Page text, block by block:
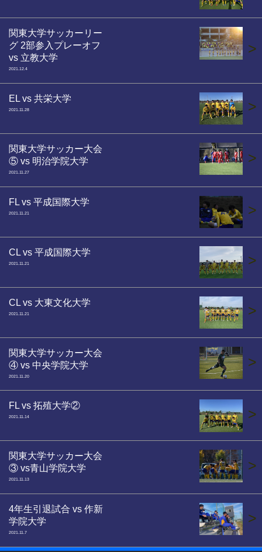
関東大学サッカーリー
グ 2部参入プレーオフ
vs 立教大学
2021.12.4
>
EL vs 共栄大学
2021.11.28 >
関東大学サッカー大会
⑤ vs 明治学院大学
2021.11.27
>
FL vs 平成国際大学
2021.11.21 >
CL vs 平成国際大学
2021.11.21 >
CL vs 大東文化大学
2021.11.21 >
関東大学サッカー大会
④ vs 中央学院大学
2021.11.20
>
FL vs 拓殖大学②
2021.11.14 >
関東大学サッカー大会
③ vs青山学院大学
2021.11.13
>
4年生引退試合 vs 作新
学院大学
2021.11.7
>